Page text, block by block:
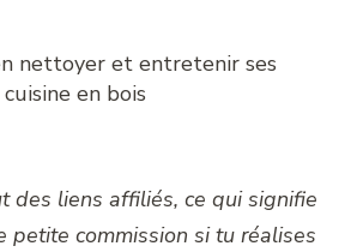
nettoyer et entretenir ses
en bois
des liens affiliés, ce qui signifie
petite commission si tu réalises